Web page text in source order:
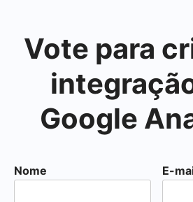
Vote para
Google
Nome E-